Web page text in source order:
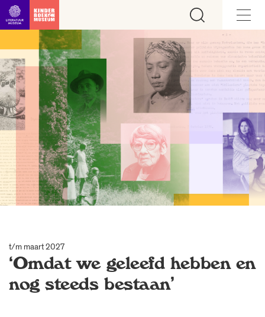
Ga direct naar inhoud
t/m maart 2027
‘Omdat we geleefd hebben en
nog steeds bestaan’